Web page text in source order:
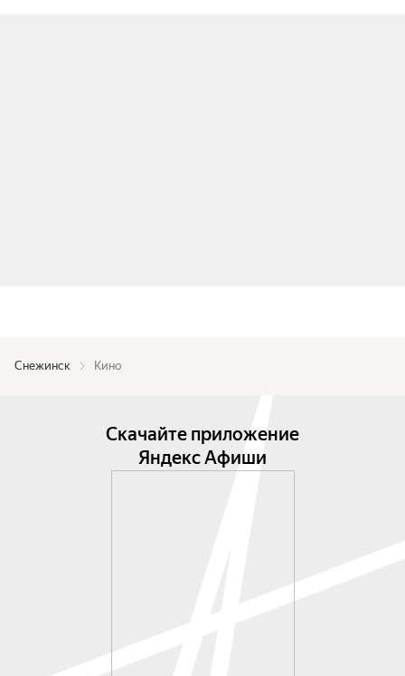
Снежинск Кино
Скачайте приложение
Яндекс Афиши